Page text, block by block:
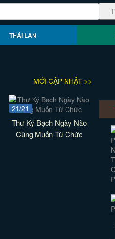
THÁI LAN
MỚI CẬP NHẬT >>
21/21
Thư Ký Bạch Ngày Nào
Cũng Muốn Từ Chức